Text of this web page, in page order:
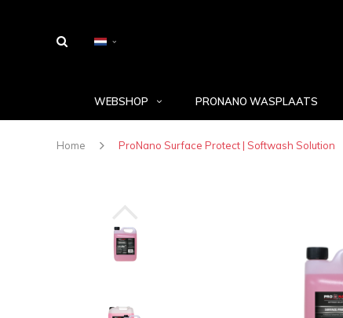
WEBSHOP PRONANO WASPLAATS
Home ProNano Surface Protect | Softwash Solution